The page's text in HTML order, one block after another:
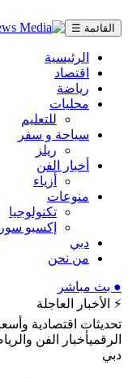
القائمة ☰
الرئيسية
اقتصاد
رياضة
محليات
للتعليم
سياحة و سفر
ريلز
أخبار الفن
أزياء
منوعات
تكنولوجيا
إكسبو
دبي
من نحن
● بث مباشر
⚡ الأخبار العاجلة
تحديثات اقتصادية
الرقميأخبار الفن
دبي